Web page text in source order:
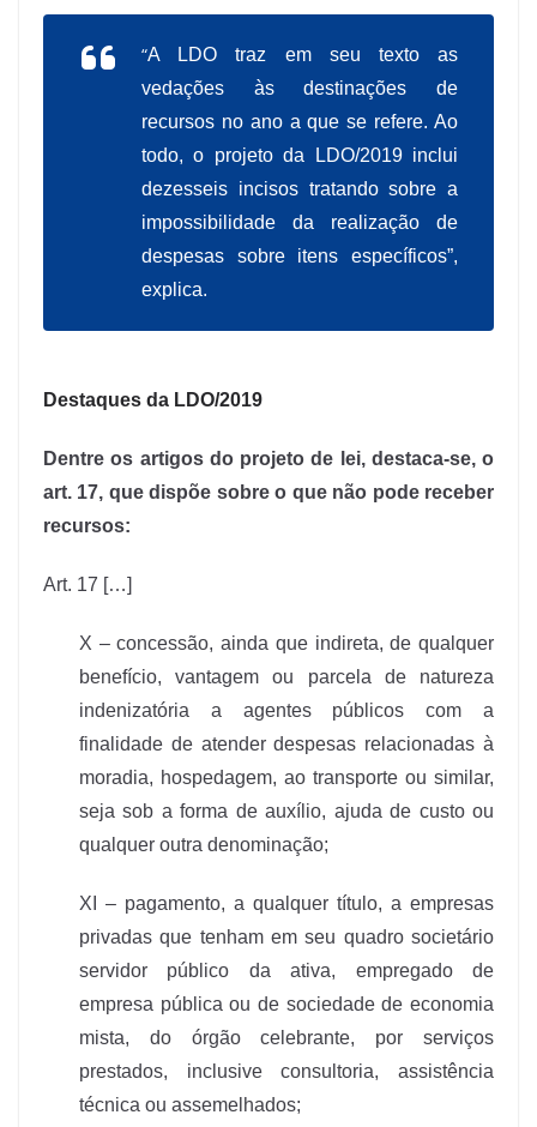
“A LDO traz em seu texto as
vedações às destinações de
recursos no ano a que se refere. Ao
todo, o projeto da LDO/2019 inclui
dezesseis incisos tratando sobre a
impossibilidade da realização de
despesas sobre itens específicos”,
explica.
Destaques da LDO/2019
Dentre os artigos do projeto de lei, destaca-se, o
art. 17, que dispõe sobre o que não pode receber
recursos:
Art. 17 […]
X – concessão, ainda que indireta, de qualquer
benefício, vantagem ou parcela de natureza
indenizatória a agentes públicos com a
finalidade de atender despesas relacionadas à
moradia, hospedagem, ao transporte ou similar,
seja sob a forma de auxílio, ajuda de custo ou
qualquer outra denominação;
XI – pagamento, a qualquer título, a empresas
privadas que tenham em seu quadro societário
servidor público da ativa, empregado de
empresa pública ou de sociedade de economia
mista, do órgão celebrante, por serviços
prestados, inclusive consultoria, assistência
técnica ou assemelhados;